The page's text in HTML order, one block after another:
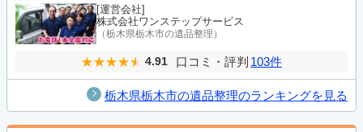
[運営会社]
株式会社ワンステップサービス
（栃木県栃木市の遺品整理）
4.91 口コミ・評判 103件
栃木県栃木市の遺品整理のランキングを見る